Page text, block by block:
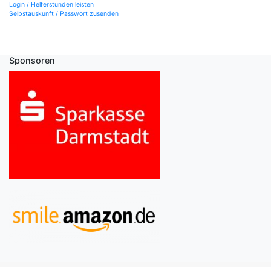
Login / Helferstunden leisten
Selbstauskunft / Passwort zusenden
Sponsoren